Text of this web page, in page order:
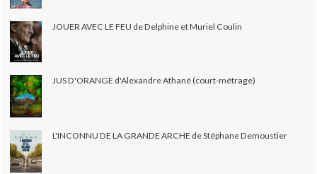
JOUER AVEC LE FEU de Delphine et Muriel Coulin
JUS D'ORANGE d'Alexandre Athané (court-métrage)
L'INCONNU DE LA GRANDE ARCHE de Stéphane Demoustier